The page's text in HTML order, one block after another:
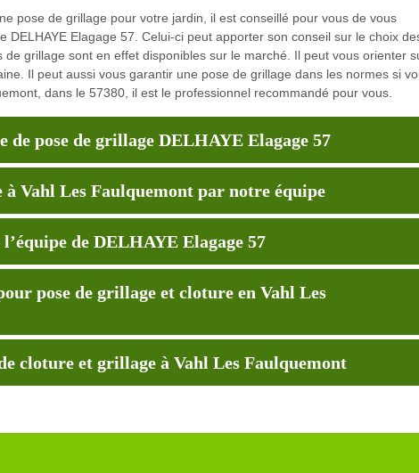
pose de grillage pour votre jardin, il est conseillé pour vous de vous
DELHAYE Elagage 57. Celui-ci peut apporter son conseil sur le choix
de grillage sont en effet disponibles sur le marché. Il peut vous orienter
Il peut aussi vous garantir une pose de grillage dans les normes si
dans le 57380, il est le professionnel recommandé pour vous.
de pose de grillage DELHAYE Elagage 57
à Vahl Les Faulquemont par notre équipe
de DELHAYE Elagage 57
pose de grillage et cloture en Vahl Les
cloture et grillage à Vahl Les Faulquemont